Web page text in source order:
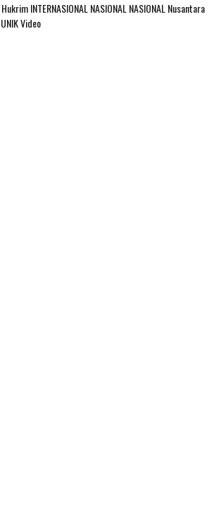
HukrimINTERNASIONAL NASIONAL NASIONAL Nusantara
UNIKVideo